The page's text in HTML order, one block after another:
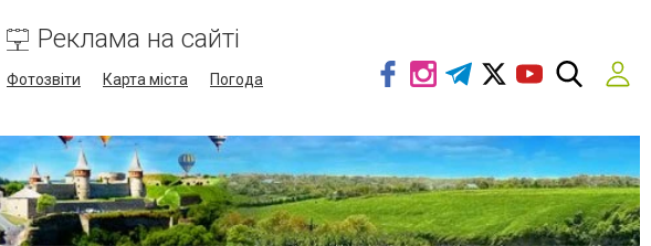
Реклама на сайті
Фотозвіти Карта міста
Погода